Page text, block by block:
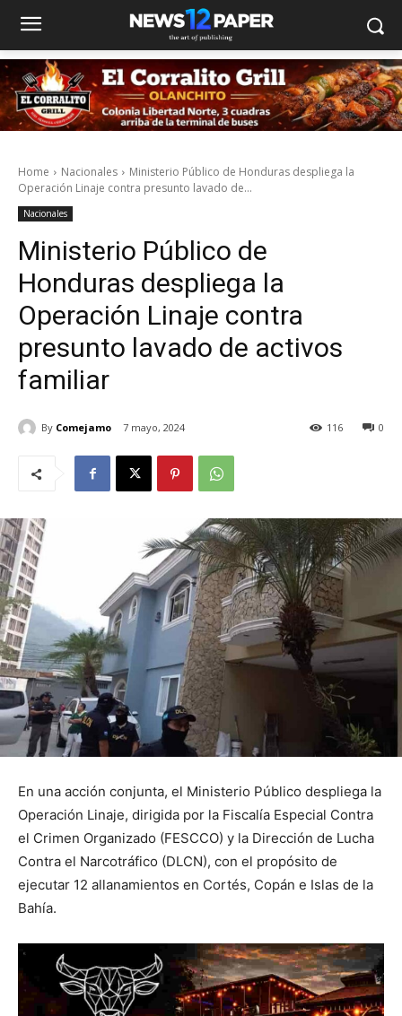
Home Nacionales
Ministerio Público de Honduras despliega la
Operación Linaje contra presunto lavado de...
Nacionales
Ministerio Público de
Honduras despliega la
Operación Linaje contra
presunto lavado de activos
familiar
By Comejamo 7 mayo, 2024 0
116
En una acción conjunta, el Ministerio Público despliega la
Operación Linaje, dirigida por la Fiscalía Especial Contra
el Crimen Organizado (FESCCO) y la Dirección de Lucha
Contra el Narcotráfico (DLCN), con el propósito de
ejecutar 12 allanamientos en Cortés, Copán e Islas de la
Bahía.